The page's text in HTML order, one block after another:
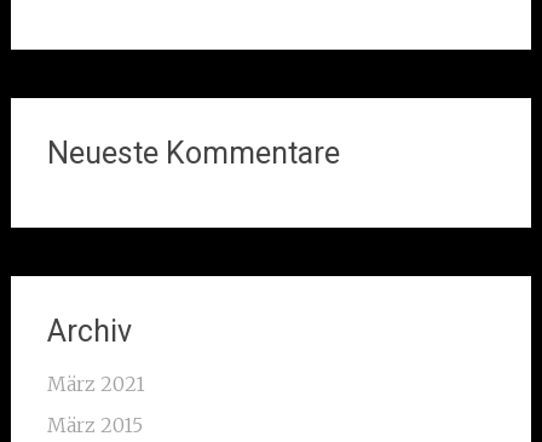
Neueste Kommentare
Archiv
März 2021
März 2015